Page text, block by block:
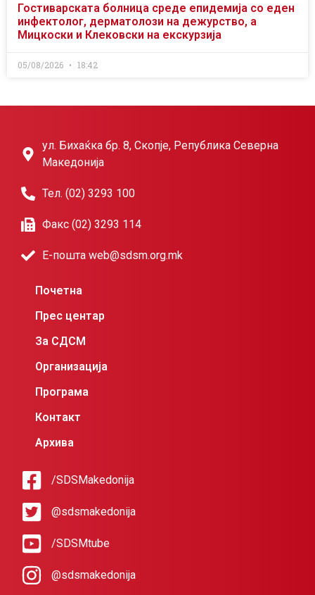
Гостиварската болница среде епидемија со еден
инфектолог, дерматолози на дежурство, а
Мицкоски и Клековски на екскурзија
05/08/2026 18:42
ул. Бихаќка бр. 8, Скопје, Република Северна
Македонија
Тел. (02) 3293 100
Факс (02) 3293 114
Е-пошта web@sdsm.org.mk
Почетна
Прес центар
За СДСМ
Организација
Програма
Контакт
Архива
/SDSMakedonija
@sdsmakedonija
/SDSMtube
@sdsmakedonija